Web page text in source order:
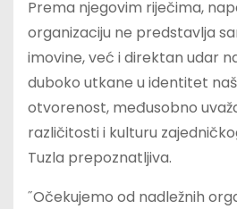
Prema njegovim riječima,
organizaciju ne predstavlja
imovine, već i direktan udar
duboko utkane u identitet
otvorenost, međusobno
različitosti i kulturu
Tuzla prepoznatljiva.
˝Očekujemo od nadležnih